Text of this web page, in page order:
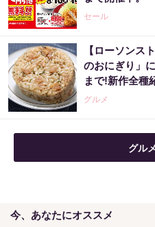
PR（合同会社デジ
「2027年の宝
が暴露
PR（合同会社デジ
宝くじ当たる
【宝くじの裏
セール
【ローソンス
のおにぎり」
まで!新作全種
グルメ
グル
今、あなたにオススメ